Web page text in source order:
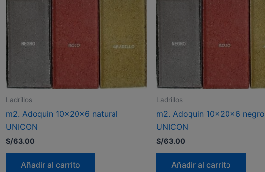
Ladrillos
m2. Adoquin 10x20x6 natural
UNICON
S/63.00
Añadir al carrito
Ladrillos
m2. Adoquin 10x20x6 negro
UNICON
S/63.00
Añadir al carrito